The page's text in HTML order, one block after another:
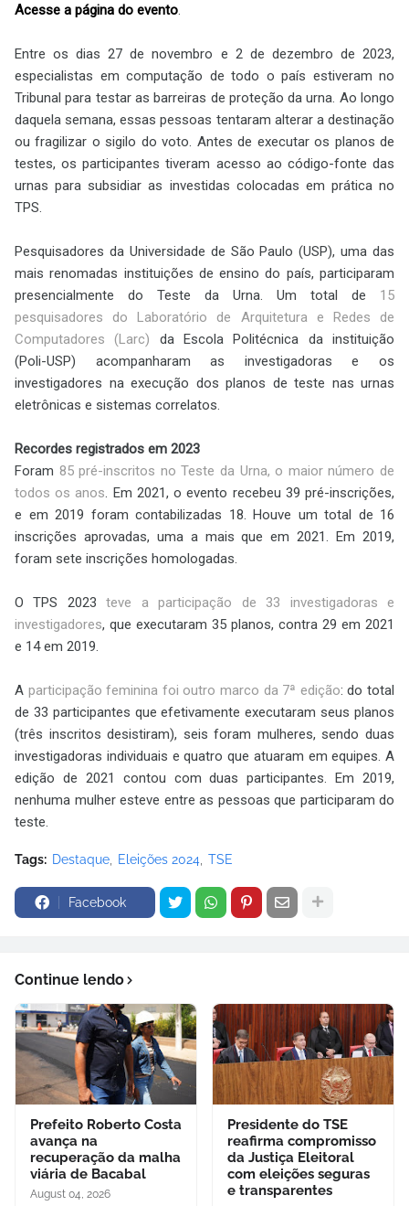
Acesse a página do evento.
Entre os dias 27 de novembro e 2 de dezembro de 2023,
especialistas em computação de todo o país estiveram no
Tribunal para testar as barreiras de proteção da urna. Ao longo
daquela semana, essas pessoas tentaram alterar a destinação
ou fragilizar o sigilo do voto. Antes de executar os planos de
testes, os participantes tiveram acesso ao código-fonte das
urnas para subsidiar as investidas colocadas em prática no
TPS.
Pesquisadores da Universidade de São Paulo (USP), uma das
mais renomadas instituições de ensino do país, participaram
presencialmente do Teste da Urna. Um total de 15
pesquisadores do Laboratório de Arquitetura e Redes de
Computadores (Larc) da Escola Politécnica da instituição
(Poli-USP) acompanharam as investigadoras e os
investigadores na execução dos planos de teste nas urnas
eletrônicas e sistemas correlatos.
Recordes registrados em 2023
Foram 85 pré-inscritos no Teste da Urna, o maior número de
todos os anos. Em 2021, o evento recebeu 39 pré-inscrições,
e em 2019 foram contabilizadas 18. Houve um total de 16
inscrições aprovadas, uma a mais que em 2021. Em 2019,
foram sete inscrições homologadas.
O TPS 2023teve a participação de 33 investigadoras e
investigadores, que executaram 35 planos, contra 29 em 2021
e 14 em 2019.
A participação feminina foi outro marco da 7ª edição: do total
de 33 participantes que efetivamente executaram seus planos
(três inscritos desistiram), seis foram mulheres, sendo duas
investigadoras individuais e quatro que atuaram em equipes. A
edição de 2021 contou com duas participantes. Em 2019,
nenhuma mulher esteve entre as pessoas que participaram do
teste.
Tags: Destaque Eleições 2024 TSE
Facebook
Continue lendo
Prefeito Roberto Costa
avança na
recuperação da malha
viária de Bacabal
August 04, 2026
Presidente do TSE
reafirma compromisso
da Justiça Eleitoral
com eleições seguras
e transparentes